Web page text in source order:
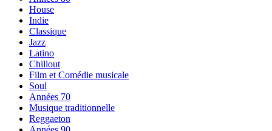
House
Indie
Classique
Jazz
Latino
Chillout
Film et Comédie musicale
Soul
Années 70
Musique traditionnelle
Reggaeton